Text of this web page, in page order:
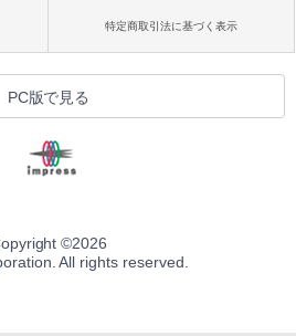
特定商取引法に基づく表示
PC版で見る
©2026
All rights reserved.